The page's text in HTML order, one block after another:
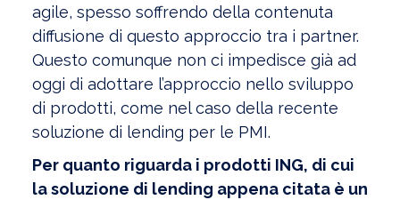
agile, spesso soffrendo della contenuta
diffusione di questo approccio tra i partner.
Questo comunque non ci impedisce già ad
oggi di adottare l’approccio nello sviluppo
di prodotti, come nel caso della recente
soluzione di lending per le PMI.
Per quanto riguarda i prodotti ING, di cui
la soluzione di lending appena citata è un